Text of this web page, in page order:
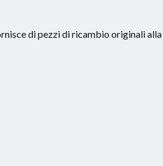
di pezzi di ricambio originali alla